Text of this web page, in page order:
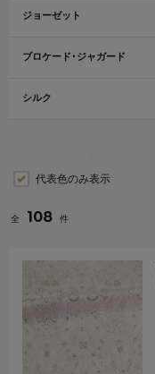
ジョーゼット
ブロケード･ジャガード
シルク
代表色のみ表示
全 108 件